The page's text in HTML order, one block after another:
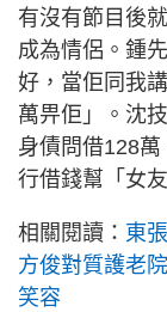
有沒有節目後
成為情侶。鍾
好，當佢同我
萬畀佢」。沈
身債問借128
行借錢幫「女
相關閱讀： 東
方俊對質護老
笑容